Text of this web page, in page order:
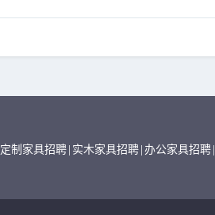
定制家具招聘 实木家具招聘 办公家具招聘